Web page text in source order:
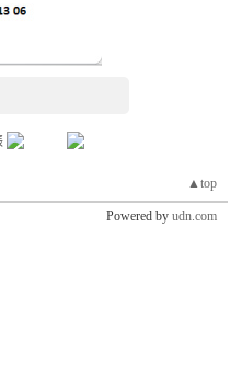
▲top
Powered by udn.com